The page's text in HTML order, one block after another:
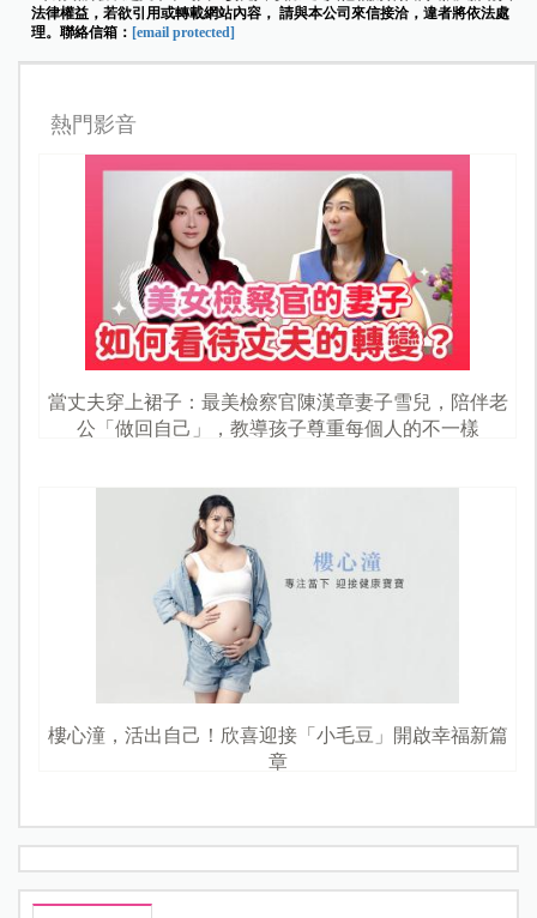
法律權益，若欲引用或轉載網站內容， 請與本公司來信接洽，違者將依法處
理。聯絡信箱： [email protected]
熱門影音
當丈夫穿上裙子：最美檢察官陳漢章妻子雪兒，陪伴老
公「做回自己」，教導孩子尊重每個人的不一樣
樓心潼，活出自己！欣喜迎接「小毛豆」開啟幸福新篇
章